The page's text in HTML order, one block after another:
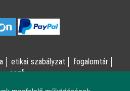
etikai szabályzat
fogalomtár
aszf